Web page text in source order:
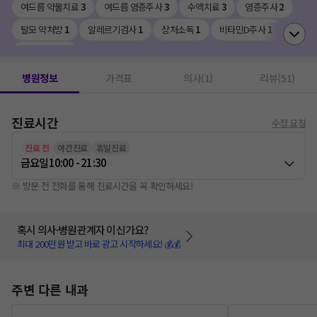
여드름 약물치료3 여드름 염증주사3 수액치료3 염증주사2
탈모 약처방1 알레르기검사1 상처소독1 비타민D주사1
병원정보 가격표 의사(1) 리뷰(51)
진료시간 수정 요청
진료 전 야간진료 휴일진료
금요일10:00 - 21:30
※ 방문 전 전화를 통해 진료시간을 꼭 확인하세요!
혹시 의사·병원관계자 이신가요?
최대 200만원 받고 바로 광고 시작하세요! 💰💰
주변 다른 내과